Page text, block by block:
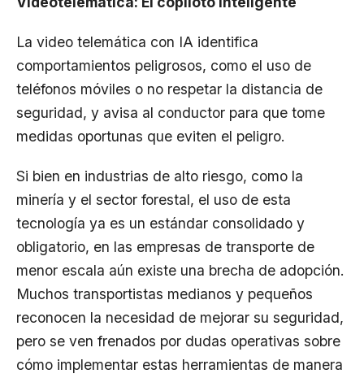
La video telemática con IA identifica
comportamientos peligrosos, como el uso de
teléfonos móviles o no respetar la distancia de
seguridad, y avisa al conductor para que tome
medidas oportunas que eviten el peligro.
Si bien en industrias de alto riesgo, como la
minería y el sector forestal, el uso de esta
tecnología ya es un estándar consolidado y
obligatorio, en las empresas de transporte de
menor escala aún existe una brecha de adopción.
Muchos transportistas medianos y pequeños
reconocen la necesidad de mejorar su seguridad,
pero se ven frenados por dudas operativas sobre
cómo implementar estas herramientas de manera